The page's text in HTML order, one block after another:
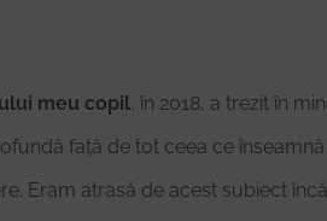
meu copil, în 2018, a trezit în
față de tot ceea ce înseamnă
Eram atrasă de acest subiect încă